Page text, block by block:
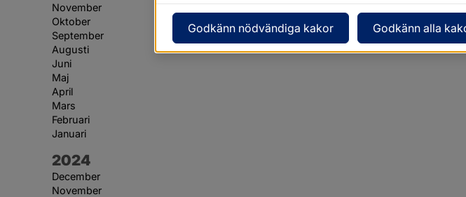
November
Oktober
September
Augusti
Juni
Maj
April
Mars
Februari
Januari
År:
2024
December
November
Godkänn nödvändiga kakor Godkänn alla